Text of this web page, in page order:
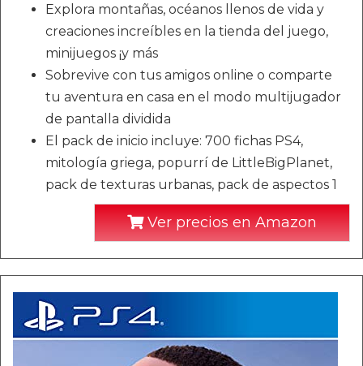
Explora montañas, océanos llenos de vida y
creaciones increíbles en la tienda del juego,
minijuegos ¡y más
Sobrevive con tus amigos online o comparte
tu aventura en casa en el modo multijugador
de pantalla dividida
El pack de inicio incluye: 700 fichas PS4,
mitología griega, popurrí de LittleBigPlanet,
pack de texturas urbanas, pack de aspectos 1
Ver precios en Amazon